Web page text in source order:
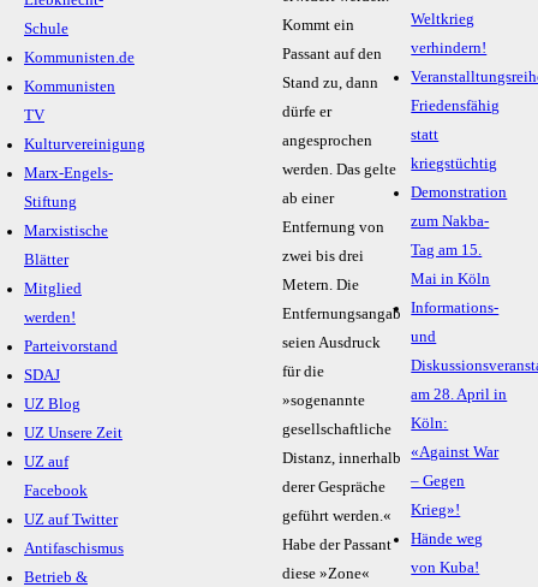
Schule
Kommunisten.de
Kommunisten
TV
Kulturvereinigung
Marx-Engels-
Stiftung
Marxistische
Blätter
Mitglied
werden!
Parteivorstand
SDAJ
UZ Blog
UZ Unsere Zeit
UZ auf
Facebook
UZ auf Twitter
Antifaschismus
Betrieb &
Kommt ein
Passant auf den
Stand zu, dann
dürfe er
angesprochen
werden. Das gelte
ab einer
Entfernung von
zwei bis drei
Metern. Die
Entfernungsangaben
seien Ausdruck
für die
»sogenannte
gesellschaftliche
Distanz, innerhalb
derer Gespräche
geführt werden.«
Habe der Passant
diese »Zone«
Weltkrieg
verhindern!
Friedensfähig
statt
kriegstüchtig
Demonstration
zum Nakba-
Tag am 15.
Mai in Köln
Informations-
und
am 28. April in
Köln:
«Against War
– Gegen
Krieg»!
Hände weg
von Kuba!